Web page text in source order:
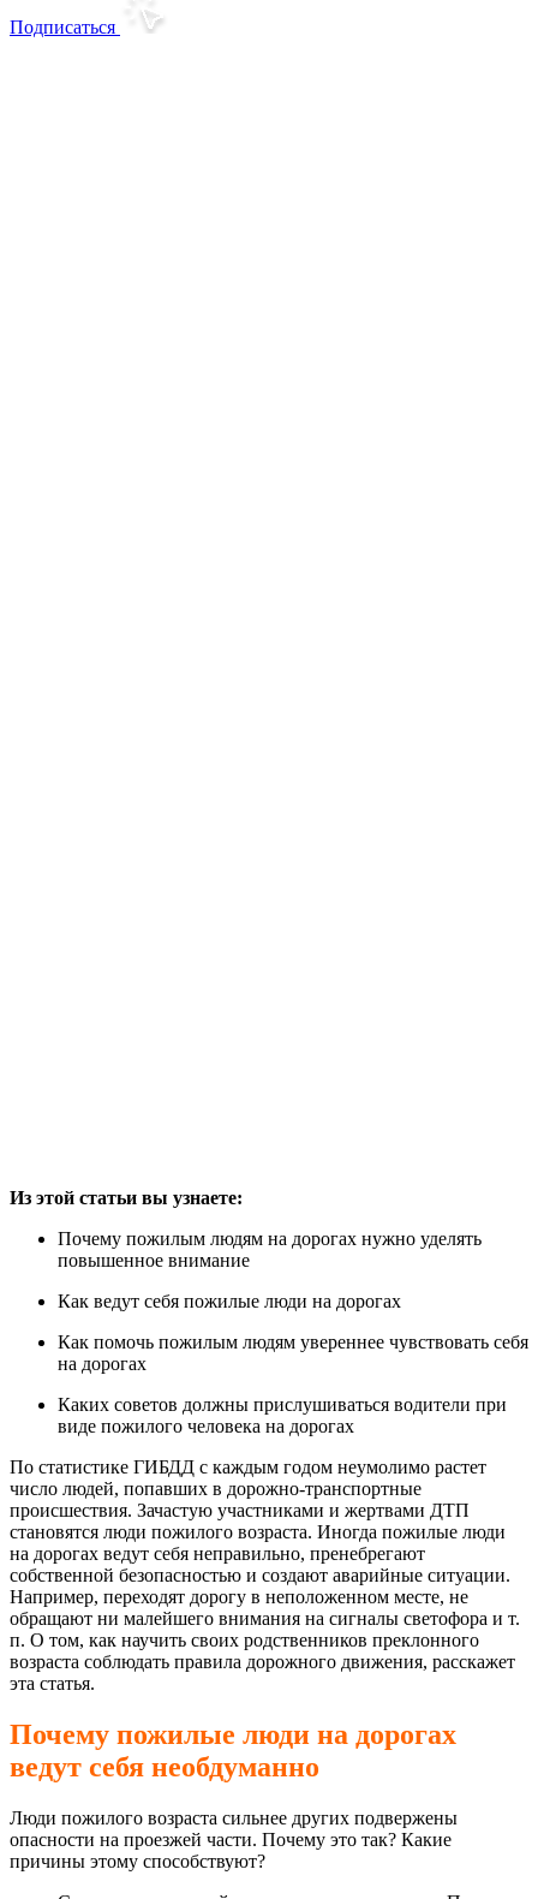
Подписаться
Из этой статьи вы узнаете:
Почему пожилым людям на дорогах нужно уделять
повышенное внимание
Как ведут себя пожилые люди на дорогах
Как помочь пожилым людям увереннее чувствовать себя
на дорогах
Каких советов должны прислушиваться водители при
виде пожилого человека на дорогах
По статистике ГИБДД с каждым годом неумолимо растет
число людей, попавших в дорожно-транспортные
происшествия. Зачастую участниками и жертвами ДТП
становятся люди пожилого возраста. Иногда пожилые люди
на дорогах ведут себя неправильно, пренебрегают
собственной безопасностью и создают аварийные ситуации.
Например, переходят дорогу в неположенном месте, не
обращают ни малейшего внимания на сигналы светофора и т.
п. О том, как научить своих родственников преклонного
возраста соблюдать правила дорожного движения, расскажет
эта статья.
Почему пожилые люди на дорогах
ведут себя необдуманно
Люди пожилого возраста сильнее других подвержены
опасности на проезжей части. Почему это так? Какие
причины этому способствуют?